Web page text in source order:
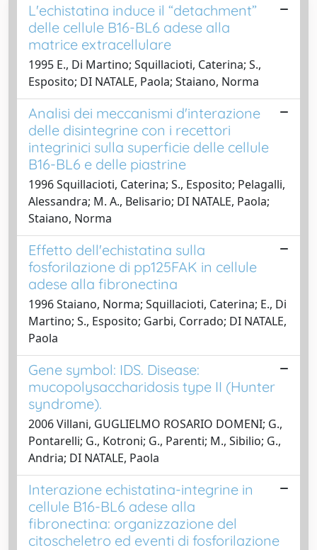
L'echistatina induce il “detachment”
delle cellule B16-BL6 adese alla
matrice extracellulare
1995 E., Di Martino; Squillacioti, Caterina; S.,
Esposito; DI NATALE, Paola; Staiano, Norma
Analisi dei meccanismi d'interazione
delle disintegrine con i recettori
integrinici sulla superficie delle cellule
B16-BL6 e delle piastrine
1996 Squillacioti, Caterina; S., Esposito; Pelagalli,
Alessandra; M. A., Belisario; DI NATALE, Paola;
Staiano, Norma
Effetto dell'echistatina sulla
fosforilazione di pp125FAK in cellule
adese alla fibronectina
1996 Staiano, Norma; Squillacioti, Caterina; E., Di
Martino; S., Esposito; Garbi, Corrado; DI NATALE,
Paola
Gene symbol: IDS. Disease:
mucopolysaccharidosis type II (Hunter
syndrome).
2006 Villani, GUGLIELMO ROSARIO DOMENI; G.,
Pontarelli; G., Kotroni; G., Parenti; M., Sibilio; G.,
Andria; DI NATALE, Paola
Interazione echistatina-integrine in
cellule B16-BL6 adese alla
fibronectina: organizzazione del
citoscheletro ed eventi di fosforilazione